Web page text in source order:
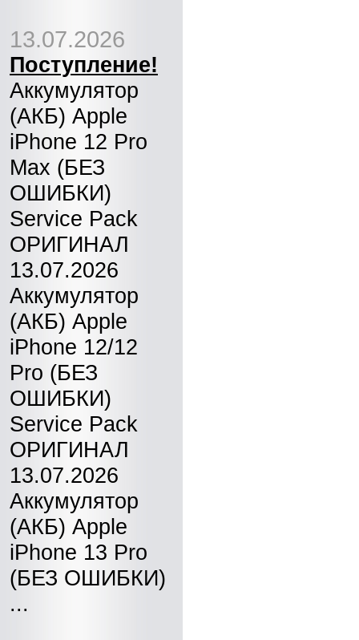
13.07.2026
Поступление!
Аккумулятор
(АКБ) Apple
iPhone 12 Pro
Max (БЕЗ
ОШИБКИ)
Service Pack
ОРИГИНАЛ
13.07.2026
Аккумулятор
(АКБ) Apple
iPhone 12/12
Pro (БЕЗ
ОШИБКИ)
Service Pack
ОРИГИНАЛ
13.07.2026
Аккумулятор
(АКБ) Apple
iPhone 13 Pro
(БЕЗ ОШИБКИ)
...